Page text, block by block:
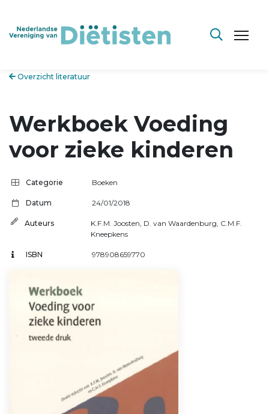
Overzicht literatuur
Werkboek Voeding
voor zieke kinderen
Categorie Boeken
Datum 24/01/2018
Auteurs K.F.M. Joosten D. van Waardenburg C.M.F.
Kneepkens
ISBN 978908659770